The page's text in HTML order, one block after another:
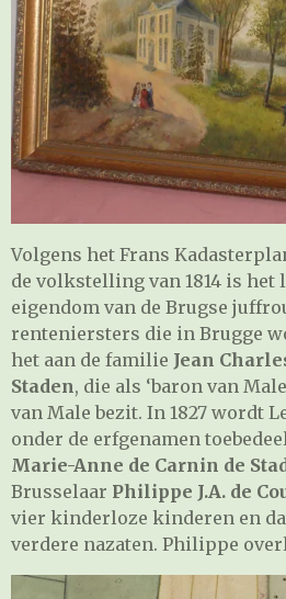
Volgens het Frans
de volkstelling van 1814 is
eigendom van de Brugse
renteniersters die in Brugge
het aan de familie Jean
Staden, die als ‘baron van
van Male bezit. In 1827 wordt
onder de erfgenamen
Marie-Anne de Carnin de
Brusselaar Philippe J.A. de
vier kinderloze kinderen en
verdere nazaten. Philippe